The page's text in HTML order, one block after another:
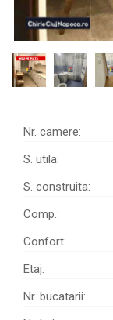
Nr. camere:
S. utila:
S. construita:
Comp.:
Confort:
Etaj:
Nr. bucatarii: